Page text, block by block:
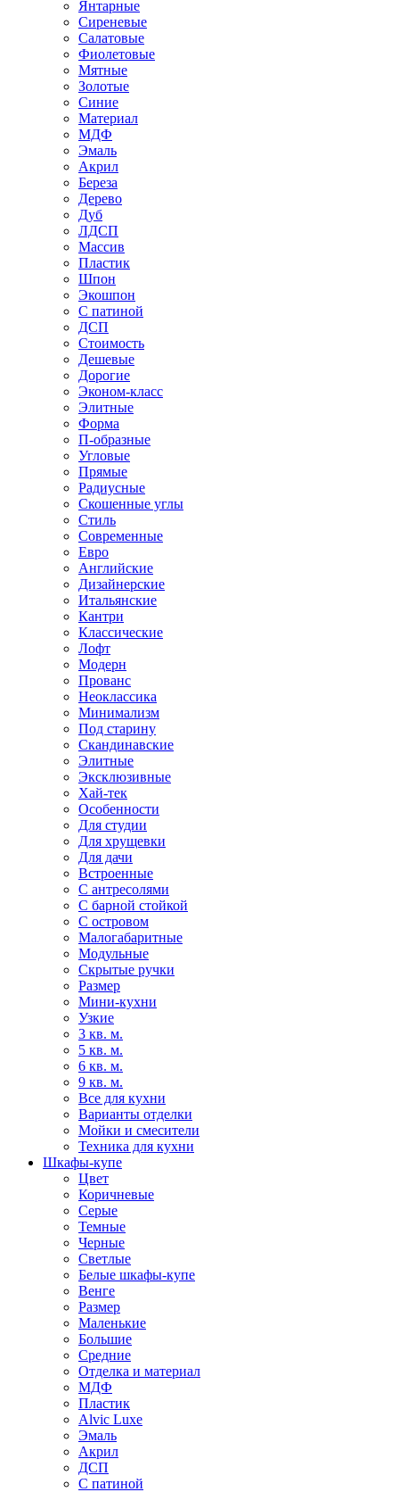
Янтарные
Сиреневые
Салатовые
Фиолетовые
Мятные
Золотые
Синие
Материал
МДФ
Эмаль
Акрил
Береза
Дерево
Дуб
ЛДСП
Массив
Пластик
Шпон
Экошпон
С патиной
ДСП
Стоимость
Дешевые
Дорогие
Эконом-класс
Элитные
Форма
П-образные
Угловые
Прямые
Радиусные
Скошенные углы
Стиль
Современные
Евро
Английские
Дизайнерские
Итальянские
Кантри
Классические
Лофт
Модерн
Прованс
Неоклассика
Минимализм
Под старину
Скандинавские
Элитные
Эксклюзивные
Хай-тек
Особенности
Для студии
Для хрущевки
Для дачи
Встроенные
С антресолями
С барной стойкой
С островом
Малогабаритные
Модульные
Скрытые ручки
Размер
Мини-кухни
Узкие
3 кв. м.
5 кв. м.
6 кв. м.
9 кв. м.
Все для кухни
Варианты отделки
Мойки и смесители
Техника для кухни
Шкафы-купе
Цвет
Коричневые
Серые
Темные
Черные
Светлые
Белые шкафы-купе
Венге
Размер
Маленькие
Большие
Средние
Отделка и материал
МДФ
Пластик
Alvic Luxe
Эмаль
Акрил
ДСП
С патиной